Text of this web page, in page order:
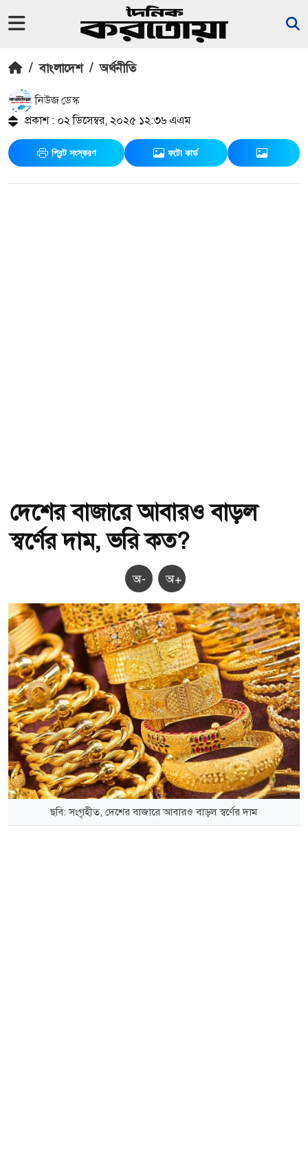
/ বাংলাদেশ / অর্থনীতি
নিউজ ডেস্ক
প্রকাশ : ০২ ডিসেম্বর, ২০২৫ ১২:৩৬ এএম
প্রিন্ট সংস্করণ ফটো কার্ড
দেশের বাজারে আবারও বাড়ল
স্বর্ণের দাম, ভরি কত?
অ- অ+
ছবি: সংগৃহীত, দেশের বাজারে আবারও বাড়ল স্বর্ণের দাম